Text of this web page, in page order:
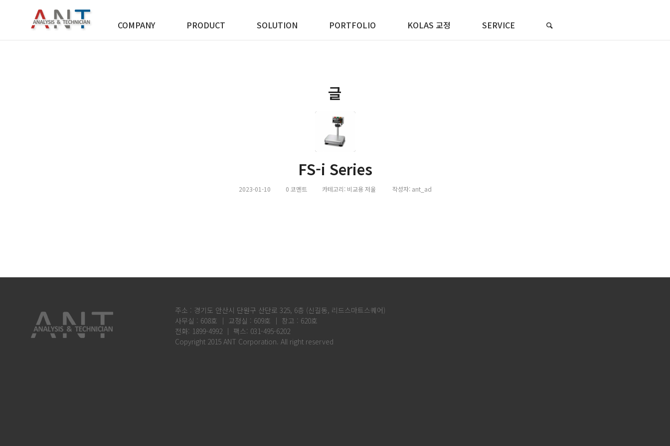
COMPANY PRODUCT SOLUTION PORTFOLIO KOLAS 교정 SERVICE
글
FS-i Series
2023-01-10 0 코멘트 카테고리: 비교용 저울 작성자: ant_ad
주소 : 경기도 안산시 단원구 산단로 325, 6층 (신길동, 리드스마트스퀘어)
사무실 : 608호 │ 교정실 : 609호 │ 창고 : 620호
전화: 1899-4992 │ 팩스: 031-495-6202
Copyright 2015 ANT Corporation. All right reserved